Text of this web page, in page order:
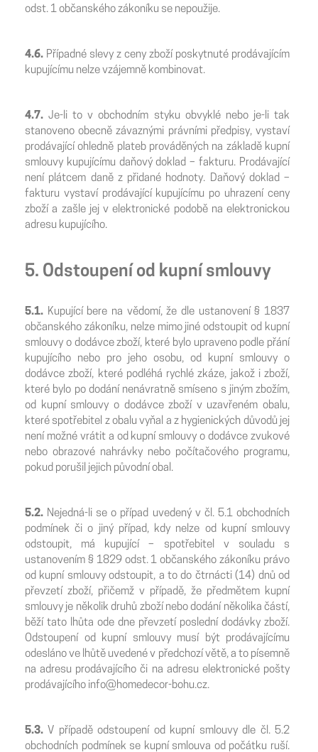
odst. 1 občanského zákoníku se nepoužije.
4.6. Případné slevy z ceny zboží poskytnuté prodávajícím
kupujícímu nelze vzájemně kombinovat.
4.7.Je-li to v obchodním styku obvyklé nebo je-li tak
stanoveno obecně závaznými právními předpisy, vystaví
prodávající ohledně plateb prováděných na základě kupní
smlouvy kupujícímu daňový doklad – fakturu. Prodávající
není plátcem daně z přidané hodnoty. Daňový doklad –
fakturu vystaví prodávající kupujícímu po uhrazení ceny
zboží a zašle jej v elektronické podobě na elektronickou
adresu kupujícího.
5. Odstoupení od kupní smlouvy
5.1. Kupující bere na vědomí, že dle ustanovení § 1837
občanského zákoníku, nelze mimo jiné odstoupit od kupní
smlouvy o dodávce zboží, které bylo upraveno podle přání
kupujícího nebo pro jeho osobu, od kupní smlouvy o
dodávce zboží, které podléhá rychlé zkáze, jakož i zboží,
které bylo po dodání nenávratně smíseno s jiným zbožím,
od kupní smlouvy o dodávce zboží v uzavřeném obalu,
které spotřebitel z obalu vyňal a z hygienických důvodů jej
není možné vrátit a od kupní smlouvy o dodávce zvukové
nebo obrazové nahrávky nebo počítačového programu,
pokud porušil jejich původní obal.
5.2. Nejedná-li se o případ uvedený v čl. 5.1 obchodních
podmínek či o jiný případ, kdy nelze od kupní smlouvy
odstoupit, má kupující – spotřebitel v souladu s
ustanovením § 1829 odst. 1 občanského zákoníku právo
od kupní smlouvy odstoupit, a to do čtrnácti (14) dnů od
převzetí zboží, přičemž v případě, že předmětem kupní
smlouvy je několik druhů zboží nebo dodání několika částí,
běží tato lhůta ode dne převzetí poslední dodávky zboží.
Odstoupení od kupní smlouvy musí být prodávajícímu
odesláno ve lhůtě uvedené v předchozí větě, a to písemně
na adresu prodávajícího či na adresu elektronické pošty
prodávajícího info@homedecor-bohu.cz.
5.3. V případě odstoupení od kupní smlouvy dle čl. 5.2
obchodních podmínek se kupní smlouva od počátku ruší.